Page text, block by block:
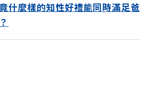
什麼樣的知性好禮能同時滿足爸